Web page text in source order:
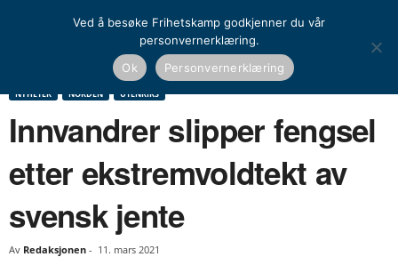
Norden
Innvandrer slipper fengsel etter ekstremvoldtekt av
NYHETER NORDEN UTENRIKS
Innvandrer slipper fengsel
etter ekstremvoldtekt av
svensk jente
Av Redaksjonen - 11. mars 2021
Ved å besøke Frihetskamp godkjenner du vår
personvernerklæring.
Ok
Personvernerklæring